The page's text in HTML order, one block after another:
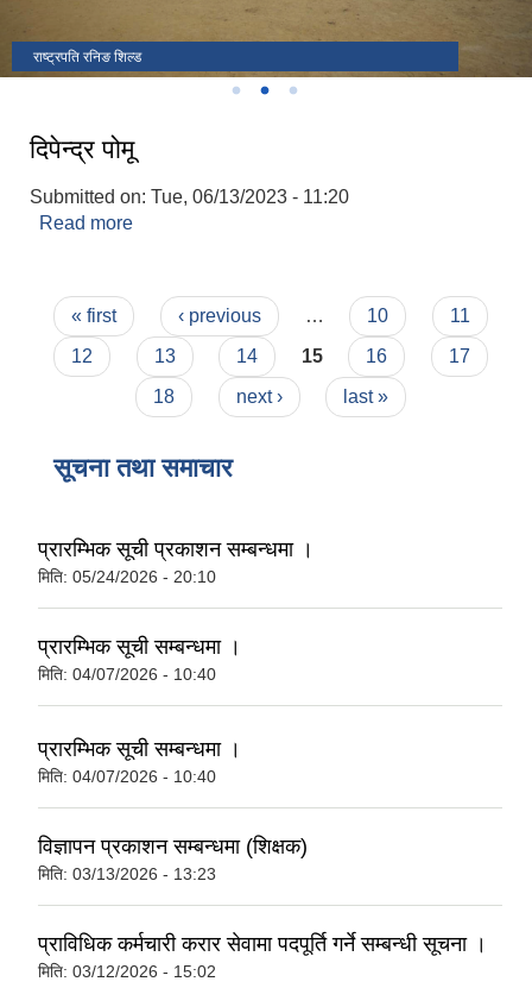
फुलबारी स्वास्थ्य चौकी उदघाटन गर्दै
राष्ट्रपति रनिङ शिल्ड
उदघाटन कार्यक्रममा जि.स.स प्रमुख सहित आठराई त्रिवेणी गाउँपालिका पदाधिकारी
दिपेन्द्र पोमू
Submitted on: Tue, 06/13/2023 - 11:20
Read more
Pages
« first ‹ previous … 10
11
12
13 14 15 16
17
18
next › last »
सूचना तथा समाचार
प्रारम्भिक सूची प्रकाशन सम्बन्धमा ।
मिति: 05/24/2026 - 20:10
प्रारम्भिक सूची सम्बन्धमा ।
मिति: 04/07/2026 - 10:40
प्रारम्भिक सूची सम्बन्धमा ।
मिति: 04/07/2026 - 10:40
विज्ञापन प्रकाशन सम्बन्धमा (शिक्षक)
मिति: 03/13/2026 - 13:23
प्राविधिक कर्मचारी करार सेवामा पदपूर्ति गर्ने सम्बन्धी सूचना ।
मिति: 03/12/2026 - 15:02